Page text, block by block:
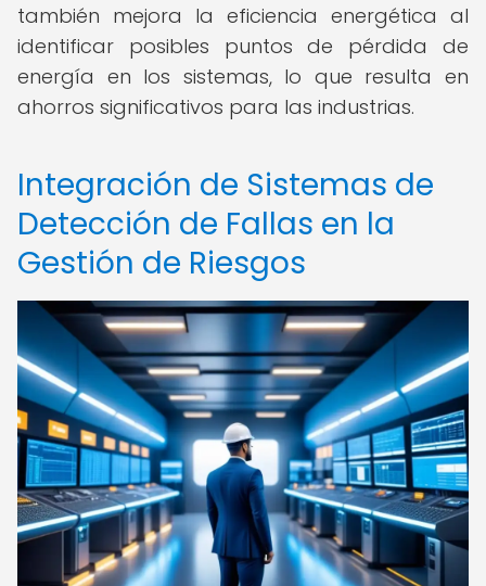
también mejora la eficiencia energética al
identificar posibles puntos de pérdida de
energía en los sistemas, lo que resulta en
ahorros significativos para las industrias.
Integración de Sistemas de
Detección de Fallas en la
Gestión de Riesgos